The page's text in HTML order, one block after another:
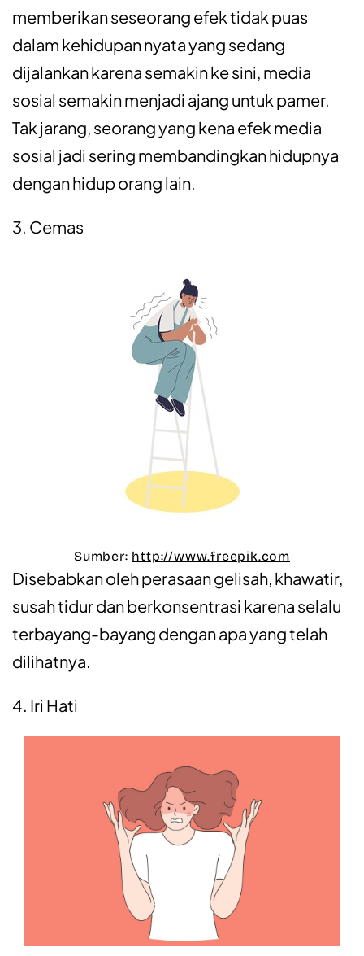
memberikan seseorang efek tidak puas
dalam kehidupan nyata yang sedang
dijalankan karena semakin ke sini, media
sosial semakin menjadi ajang untuk pamer.
Tak jarang, seorang yang kena efek media
sosial jadi sering membandingkan hidupnya
dengan hidup orang lain.
3. Cemas
Sumber: http://www.freepik.com
Disebabkan oleh perasaan gelisah, khawatir,
susah tidur dan berkonsentrasi karena selalu
terbayang-bayang dengan apa yang telah
dilihatnya.
4. Iri Hati